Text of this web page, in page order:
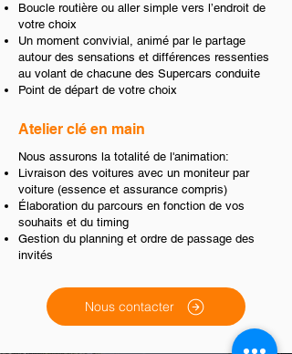
Boucle routière ou aller simple vers l’endroit de
votre choix
Un moment convivial, animé par le partage
autour des sensations et différences ressenties
au volant de chacune des Supercars conduite
Point de départ de votre choix
Atelier clé en main
Nous assurons la totalité de l'animation:
Livraison des voitures avec un moniteur par
voiture (essence et assurance compris)
Élaboration du parcours en fonction de vos
souhaits et du timing
Gestion du planning et ordre de passage des
invités
Nous contacter